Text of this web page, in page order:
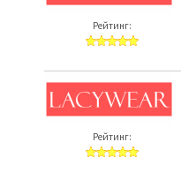
Рейтинг:
Рейтинг: